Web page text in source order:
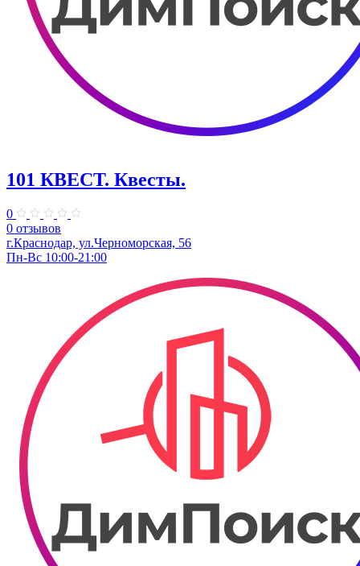
101 КВЕСТ. Квесты.
0
0 отзывов
г.Краснодар, ул.Черноморская, 56
Пн-Вс 10:00-21:00